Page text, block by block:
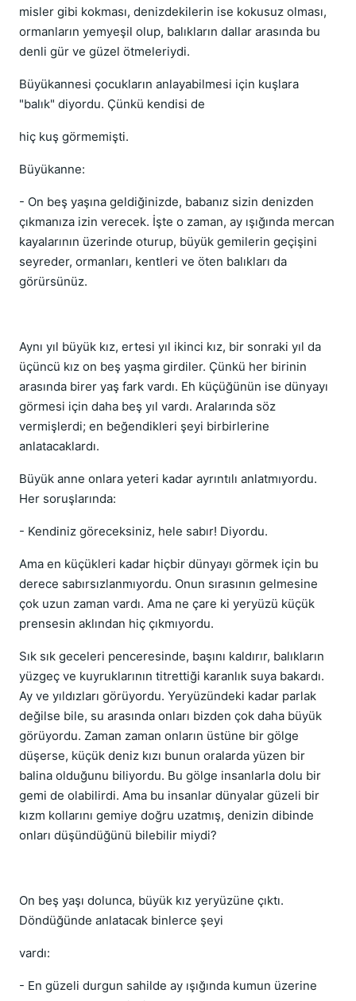
misler gibi kokması, denizdekilerin ise kokusuz olması,
ormanların yemyeşil olup, balıkların dallar arasında bu
denli gür ve güzel ötmeleriydi.
Büyükannesi çocukların anlayabilmesi için kuşlara
"balık" diyordu. Çünkü kendisi de
hiç kuş görmemişti.
Büyükanne:
- On beş yaşına geldiğinizde, babanız sizin denizden
çıkmanıza izin verecek. İşte o zaman, ay ışığında mercan
kayalarının üzerinde oturup, büyük gemilerin geçişini
seyreder, ormanları, kentleri ve öten balıkları da
görürsünüz.
Aynı yıl büyük kız, ertesi yıl ikinci kız, bir sonraki yıl da
üçüncü kız on beş yaşma girdiler. Çünkü her birinin
arasında birer yaş fark vardı. Eh küçüğünün ise dünyayı
görmesi için daha beş yıl vardı. Aralarında söz
vermişlerdi; en beğendikleri şeyi birbirlerine
anlatacaklardı.
Büyük anne onlara yeteri kadar ayrıntılı anlatmıyordu.
Her soruşlarında:
- Kendiniz göreceksiniz, hele sabır! Diyordu.
Ama en küçükleri kadar hiçbir dünyayı görmek için bu
derece sabırsızlanmıyordu. Onun sırasının gelmesine
çok uzun zaman vardı. Ama ne çare ki yeryüzü küçük
prensesin aklından hiç çıkmıyordu.
Sık sık geceleri penceresinde, başını kaldırır, balıkların
yüzgeç ve kuyruklarının titrettiği karanlık suya bakardı.
Ay ve yıldızları görüyordu. Yeryüzündeki kadar parlak
değilse bile, su arasında onları bizden çok daha büyük
görüyordu. Zaman zaman onların üstüne bir gölge
düşerse, küçük deniz kızı bunun oralarda yüzen bir
balina olduğunu biliyordu. Bu gölge insanlarla dolu bir
gemi de olabilirdi. Ama bu insanlar dünyalar güzeli bir
kızm kollarını gemiye doğru uzatmış, denizin dibinde
onları düşündüğünü bilebilir miydi?
On beş yaşı dolunca, büyük kız yeryüzüne çıktı.
Döndüğünde anlatacak binlerce şeyi
vardı:
- En güzeli durgun sahilde ay ışığında kumun üzerine